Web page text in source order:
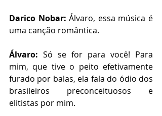
Darico Nobar: Álvaro, essa música é
uma canção romântica.
Álvaro: Só se for para você! Para
mim, que tive o peito efetivamente
furado por balas, ela fala do ódio dos
brasileiros preconceituosos e
elitistas por mim.